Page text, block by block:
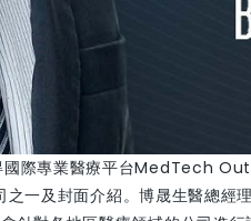
際專業醫療平台MedTech
一及封面介紹。博晟生醫總經